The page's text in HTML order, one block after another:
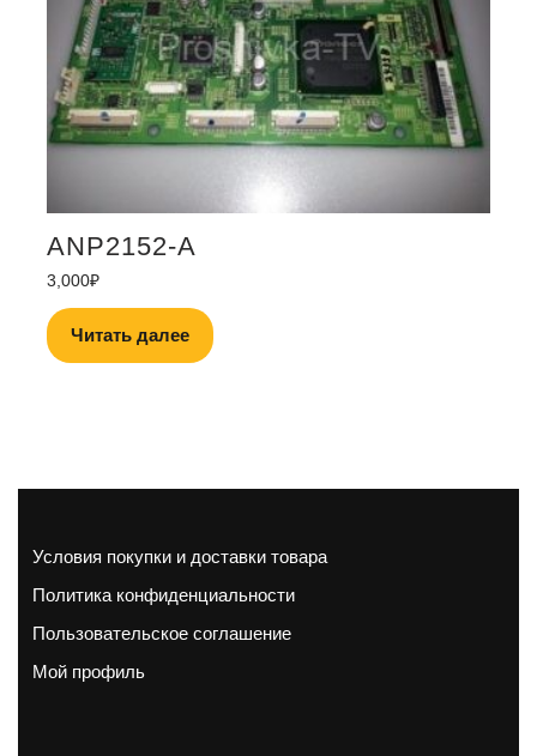
ANP2152-A
3,000₽
Читать далее
Условия покупки и доставки товара
Политика конфиденциальности
Пользовательское соглашение
Мой профиль